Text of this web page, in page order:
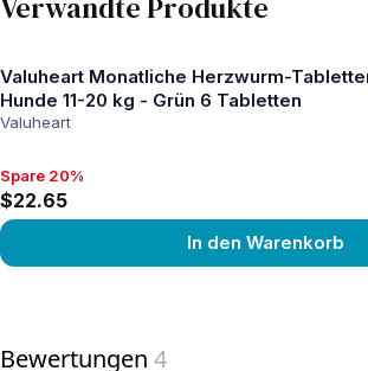
Valuheart Monatliche Herzwurm-
Hunde 11-20 kg - Grün 6 Tabletten
Valuheart
Spare 20%, $22.65
Spare 20%
$22.65
In den Warenkorb
Bewertungen 4